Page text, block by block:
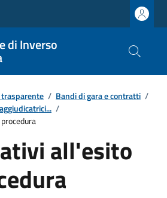
di Inverso
/ Bandi di gara e contratti /
/
all'esito